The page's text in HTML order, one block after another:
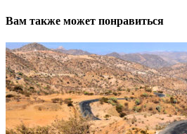
Вам также может понравиться